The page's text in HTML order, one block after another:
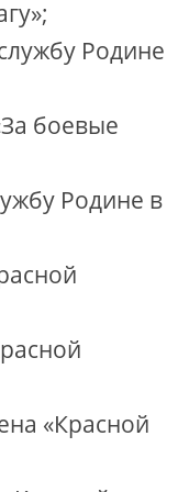
Родине
боевые
Родине в
«Красной